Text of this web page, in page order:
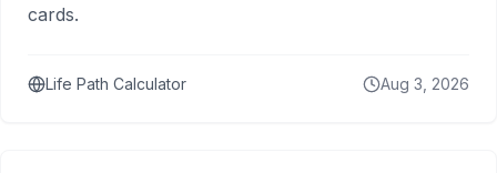
cards.
Life Path Calculator Aug 3, 2026